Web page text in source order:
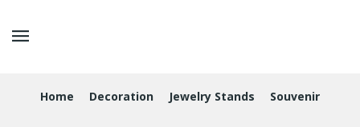
Home Decoration Jewelry Stands Souvenir